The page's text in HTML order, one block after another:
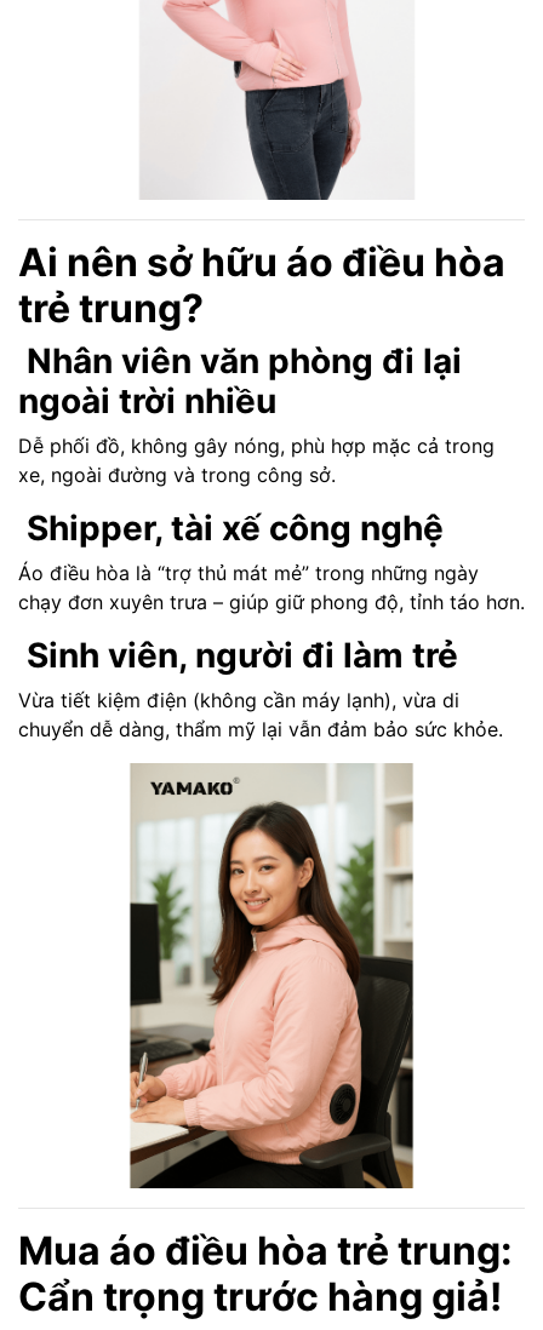
Ai nên sở hữu áo điều hòa
trẻ trung?
Nhân viên văn phòng đi lại
ngoài trời nhiều
Dễ phối đồ, không gây nóng, phù hợp mặc cả trong
xe, ngoài đường và trong công sở.
Shipper, tài xế công nghệ
Áo điều hòa là “trợ thủ mát mẻ” trong những ngày
chạy đơn xuyên trưa – giúp giữ phong độ, tỉnh táo hơn.
Sinh viên, người đi làm trẻ
Vừa tiết kiệm điện (không cần máy lạnh), vừa di
chuyển dễ dàng, thẩm mỹ lại vẫn đảm bảo sức khỏe.
Mua áo điều hòa trẻ trung:
Cẩn trọng trước hàng giả!